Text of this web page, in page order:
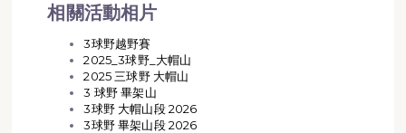
相關活動相片
3球野越野賽
2025_3球野_大帽山
2025 三球野 大帽山
3 球野 畢架山
3球野 大帽山段 2026
3球野 畢架山段 2026